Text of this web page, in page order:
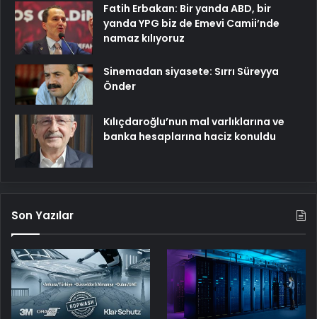
Fatih Erbakan: Bir yanda ABD, bir
yanda YPG biz de Emevi Camii’nde
namaz kılıyoruz
Sinemadan siyasete: Sırrı Süreyya
Önder
Kılıçdaroğlu’nun mal varlıklarına ve
banka hesaplarına haciz konuldu
Son Yazılar